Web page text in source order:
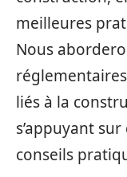
meilleures
Nous
liés à la
s’appuyant
conseils